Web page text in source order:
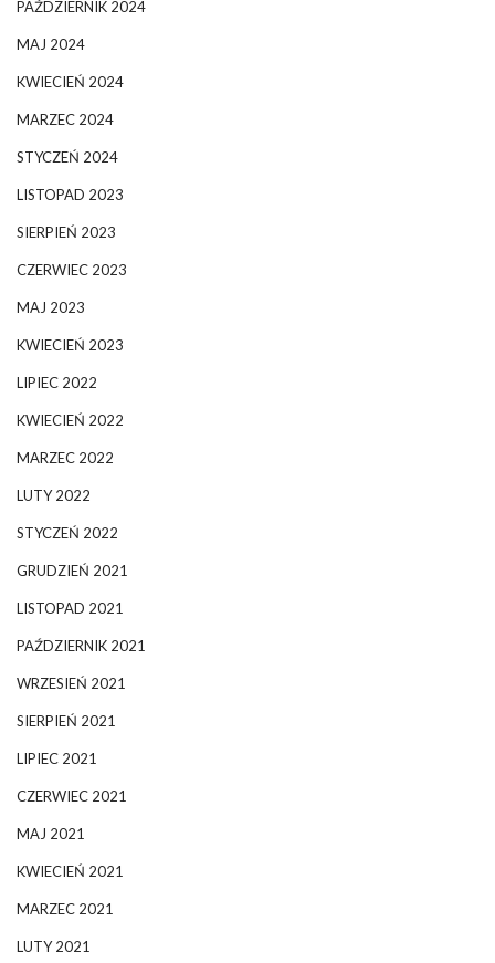
PAŹDZIERNIK 2024
MAJ 2024
KWIECIEŃ 2024
MARZEC 2024
STYCZEŃ 2024
LISTOPAD 2023
SIERPIEŃ 2023
CZERWIEC 2023
MAJ 2023
KWIECIEŃ 2023
LIPIEC 2022
KWIECIEŃ 2022
MARZEC 2022
LUTY 2022
STYCZEŃ 2022
GRUDZIEŃ 2021
LISTOPAD 2021
PAŹDZIERNIK 2021
WRZESIEŃ 2021
SIERPIEŃ 2021
LIPIEC 2021
CZERWIEC 2021
MAJ 2021
KWIECIEŃ 2021
MARZEC 2021
LUTY 2021